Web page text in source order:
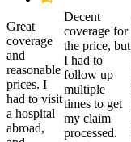
Great
coverage
and
reasonable
prices. I
had to visit
a hospital
abroad,
Decent
coverage for
the price, but
I had to
follow up
multiple
times to get
my claim
processed.